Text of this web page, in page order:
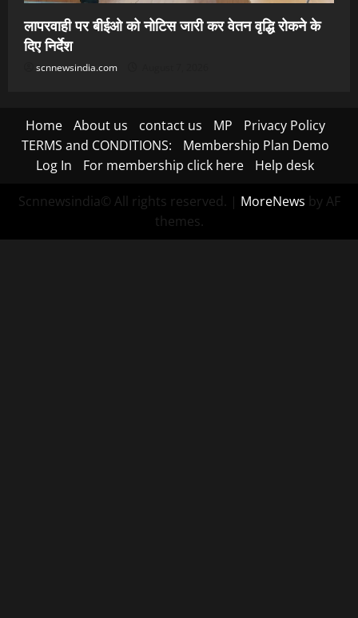
लापरवाही पर बीईओ को नोटिस जारी कर वेतन वृद्धि रोकने के
दिए निर्देश
scnnewsindia.com
Home About us contact us MP
Privacy Policy
TERMS and CONDITIONS:
Membership Plan Demo
Log In
For membership click here Help desk
Scnnewsindia© All rights reserved. | MoreNews by AF
themes.